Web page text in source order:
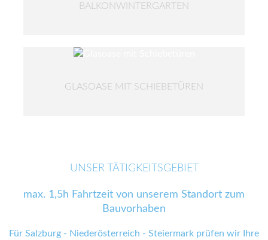
BALKONWINTERGARTEN
GLASOASE MIT SCHIEBETÜREN
UNSER TÄTIGKEITSGEBIET
max. 1,5h Fahrtzeit von unserem Standort zum
Bauvorhaben
Für Salzburg - Niederösterreich - Steiermark prüfen wir Ihre